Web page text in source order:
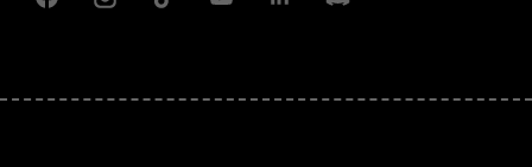
FacebookInstagramTiktokYoutubeLinkedinDiscord